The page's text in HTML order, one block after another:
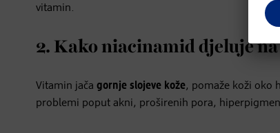
vitamin.
2. Kako niacinamid djeluje
Vitamin jača gornje slojeve kože, pomaže koži oko
problemi poput akni, proširenih pora,